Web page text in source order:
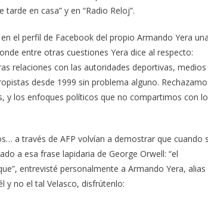
en casa” y en “Radio Reloj”.
el perfil de Facebook del propio Armando Yera
entre otras cuestiones Yera dice al respecto:
relaciones con las autoridades deportivas, medios
desde 1999 sin problema alguno.
y los enfoques políticos que no compartimos con
a través de AFP volvían a demostrar que cuando
a esa frase lapidaria de George Orwell: “el
entrevisté personalmente a Armando Yera, alias
y no el tal Velasco, disfrútenlo: